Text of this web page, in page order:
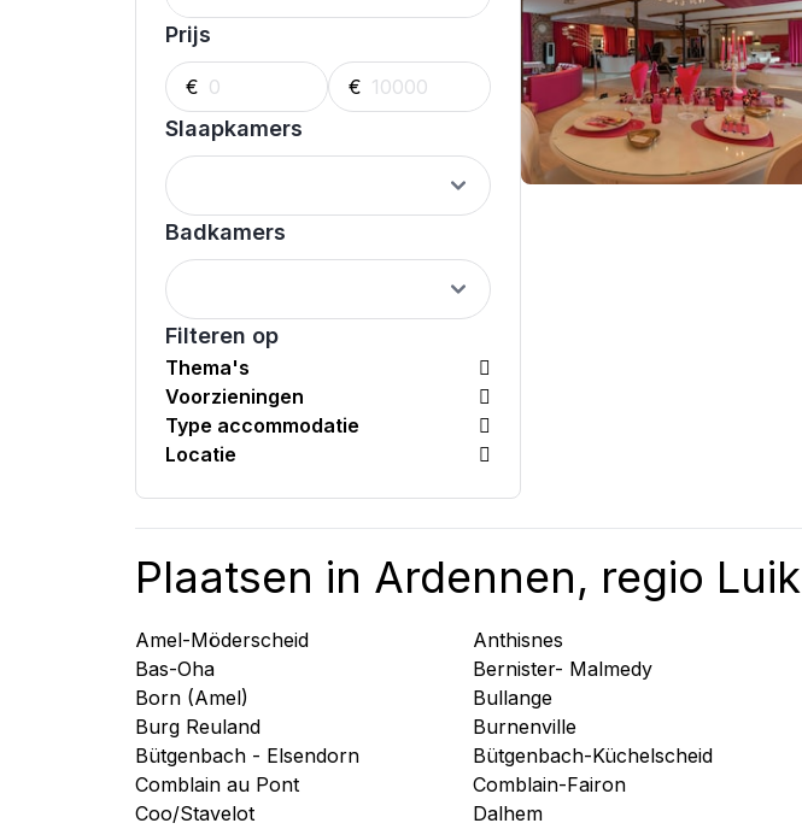
Prijs
€ €
Slaapkamers
Badkamers
Filteren op
Thema's
Voorzieningen
Type accommodatie
Locatie
Plaatsen in Ardennen, regio Luik
Amel-Möderscheid Anthisnes
Bas-Oha
Bernister- Malmedy
Born (Amel)
Bullange
Burg Reuland
Burnenville
Bütgenbach - Elsendorn
Bütgenbach-Küchelscheid
Comblain au Pont
Comblain-Fairon
Coo/Stavelot
Dalhem